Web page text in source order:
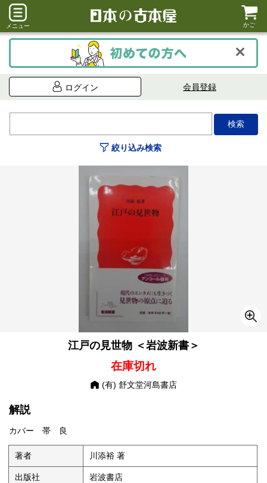
メニュー かご
ログイン 会員登録
絞り込み検索
江戸の見世物 ＜岩波新書＞
在庫切れ
(有) 舒文堂河島書店
解説
カバー 帯 良
著者 川添裕 著
出版社 岩波書店